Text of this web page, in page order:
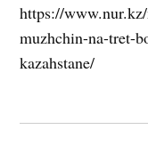
https://
muzhchin-na-tret-
kazahstane/